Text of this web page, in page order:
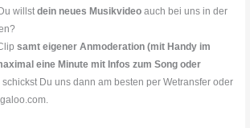
willstdein neues Musikvideo auch bei uns in der
samt eigener Anmoderation (mit Handy im
eine Minute mit Infos zum Song oder
Du uns dann am besten per Wetransfer oder